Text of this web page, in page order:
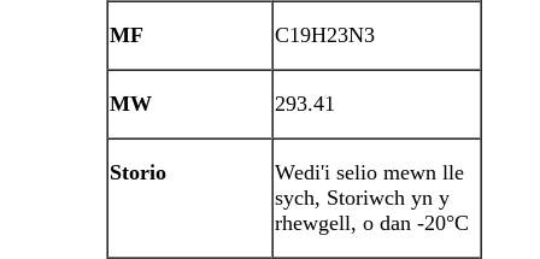
MF C19H23N3
MW 293.41
Storio
Wedi'i selio mewn lle
sych, Storiwch yn y
rhewgell, o dan -20°C